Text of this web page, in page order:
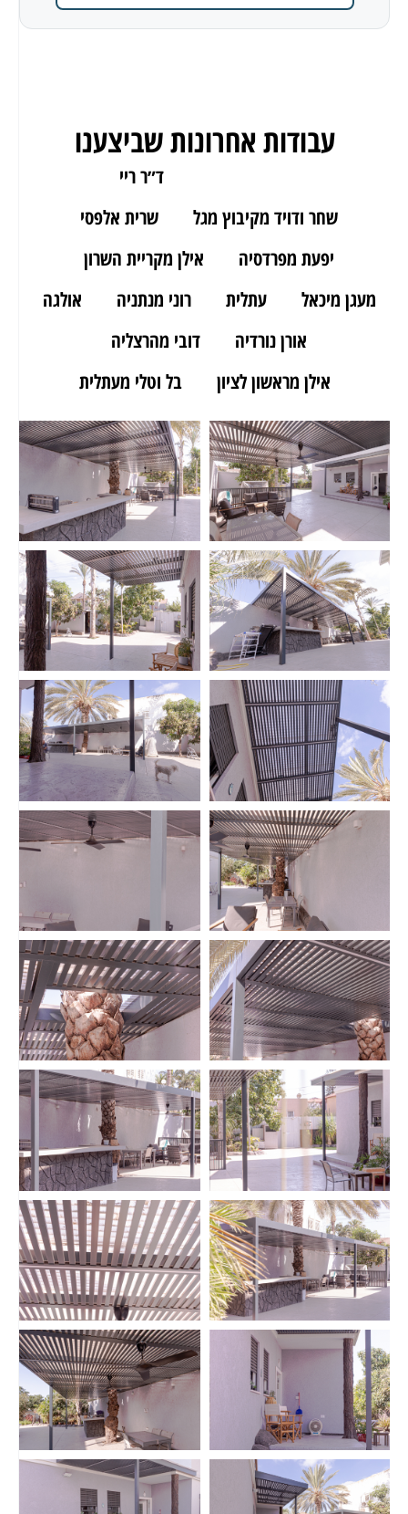
עבודות אחרונות שביצענו
ד״ר ריי
שחר ודויד מקיבוץ מגל
שרית אלפסי
יפעת מפרדסיה
אילן מקריית השרון
מעגן מיכאל
עתלית רוני מנתניה
אולגה
אורן נורדיה
דובי מהרצליה
אילן מראשון לציון
בל וטלי מעתלית